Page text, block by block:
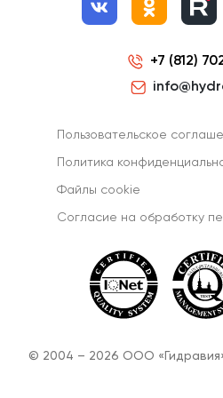
+7 (812)
Пользовательское
Политика
Файлы cookie
Согласиe на обработку
© 2004 – 2026 ООО